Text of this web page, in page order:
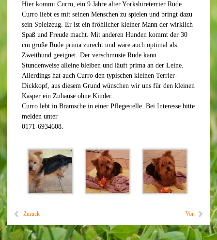
Hier kommt Curro, ein 9 Jahre alter Yorkshireterrier Rüde.
Curro liebt es mit seinen Menschen zu spielen und bringt dazu
sein Spielzeug. Er ist ein fröhlicher kleiner Mann der wirklich
Spaß und Freude macht. Mit anderen Hunden kommt der 30
cm große Rüde prima zurecht und wäre auch optimal als
Zweithund geeignet. Der verschmuste Rüde kann
Stundenweise alleine bleiben und läuft prima an der Leine.
Allerdings hat auch Curro den typischen kleinen Terrier-
Dickkopf, aus diesem Grund wünschen wir uns für den kleinen
Kasper ein Zuhause ohne Kinder.
Curro lebt in Bramsche in einer Pflegestelle. Bei Interesse bitte
melden unter
0171-6934608.
Zurück Vor